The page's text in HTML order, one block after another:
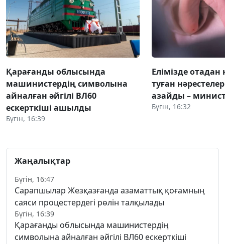
Қарағанды облысында
машинистердің символына
айналған әйгілі ВЛ60
ескерткіші ашылды
Бүгін, 16:39
Елімізде отадан
туған
азайды –
Бүгін, 16:32
Жаңалықтар
Бүгін, 16:47
Сарапшылар Жезқазғанда азаматтық қоғамның
саяси процестердегі рөлін талқылады
Бүгін, 16:39
Қарағанды облысында машинистердің
символына айналған әйгілі ВЛ60 ескерткіші